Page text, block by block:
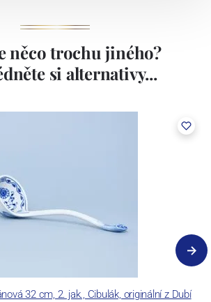
něco trochu jiného?
si alternativy...
32 cm, 2. jak., Cibulák, originální z Dubí